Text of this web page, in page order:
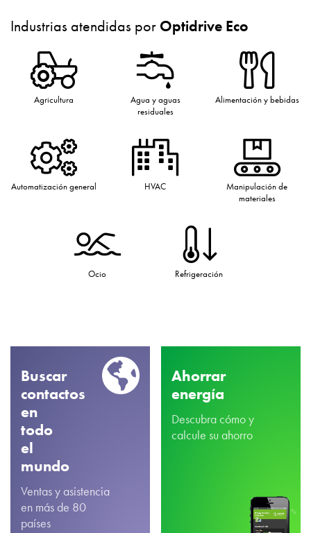
Industrias atendidas por Optidrive Eco
Agricultura
Agua y aguas
residuales
Alimentación y bebidas
Automatización general HVAC
Manipulación de
materiales
Ocio Refrigeración
Buscar
contactos
en
todo
el
mundo
Ventas y asistencia
en más de 80
países
Ahorrar
energía
Descubra cómo y
calcule su ahorro